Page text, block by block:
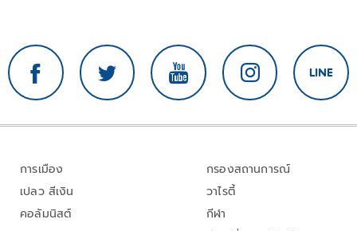
การเมือง
เปลว สีเงิน
คอลัมนิสต์
กรองสถานการณ์
วาไรตี้
กีฬา